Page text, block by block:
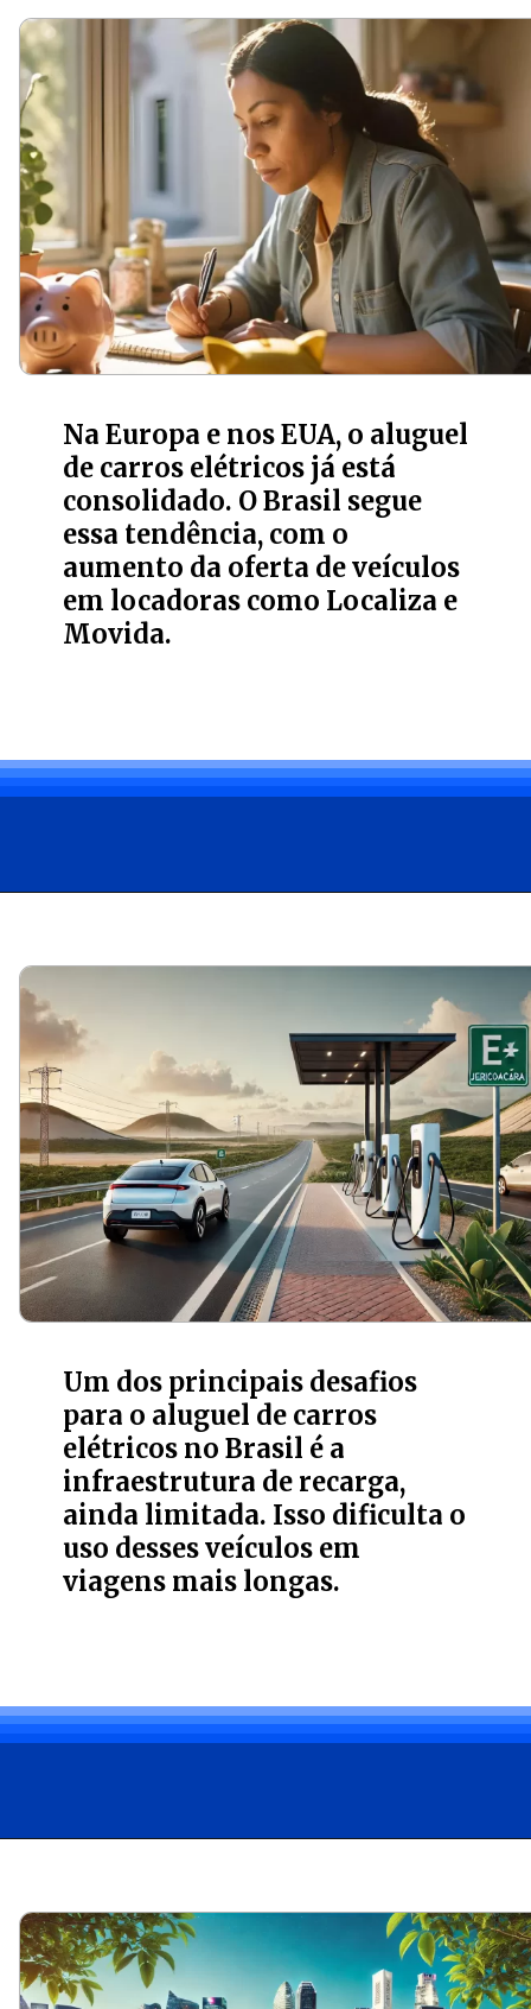
Na Europa e nos EUA, o aluguel
de carros elétricos já está
consolidado. O Brasil segue
essa tendência, com o
aumento da oferta de veículos
em locadoras como Localiza e
Movida.
Um dos principais desafios
para o aluguel de carros
elétricos no Brasil é a
infraestrutura de recarga,
ainda limitada. Isso dificulta o
uso desses veículos em
viagens mais longas.